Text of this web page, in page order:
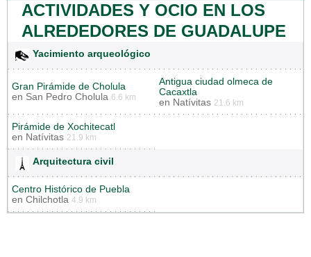
ACTIVIDADES Y OCIO EN LOS
ALREDEDORES DE GUADALUPE
Yacimiento arqueológico
Gran Pirámide de Cholula
en San Pedro Cholula 6.6 km
Antigua ciudad olmeca de
Cacaxtla
en Natívitas 21.6 km
Pirámide de Xochitecatl
en Natívitas 21.9 km
Arquitectura civil
Centro Histórico de Puebla
en Chilchotla 4.9 km